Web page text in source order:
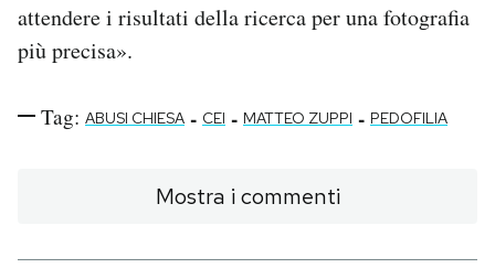
attendere i risultati della ricerca per una fotografia
più precisa».
Tag: ABUSI CHIESA - CEI - MATTEO ZUPPI - PEDOFILIA
Mostra i commenti